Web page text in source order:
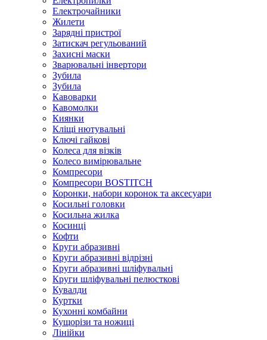
Електрочайники
Жилети
Зарядні пристрої
Затискач регульований
Захисні маски
Зварювальні інвертори
Зубила
Зубила
Кавоварки
Кавомолки
Киянки
Кліщі нютувальні
Ключі гайкові
Колеса для візків
Колесо вимірювальне
Компресори
Компресори BOSTITCH
Коронки, набори коронок та аксесуари
Косильні головки
Косильна жилка
Косинці
Кофти
Круги абразивні
Круги абразивні відрізні
Круги абразивні шліфувальні
Круги шліфувальні пелюсткові
Кувалди
Куртки
Кухонні комбайни
Кущорізи та ножиці
Лінійки